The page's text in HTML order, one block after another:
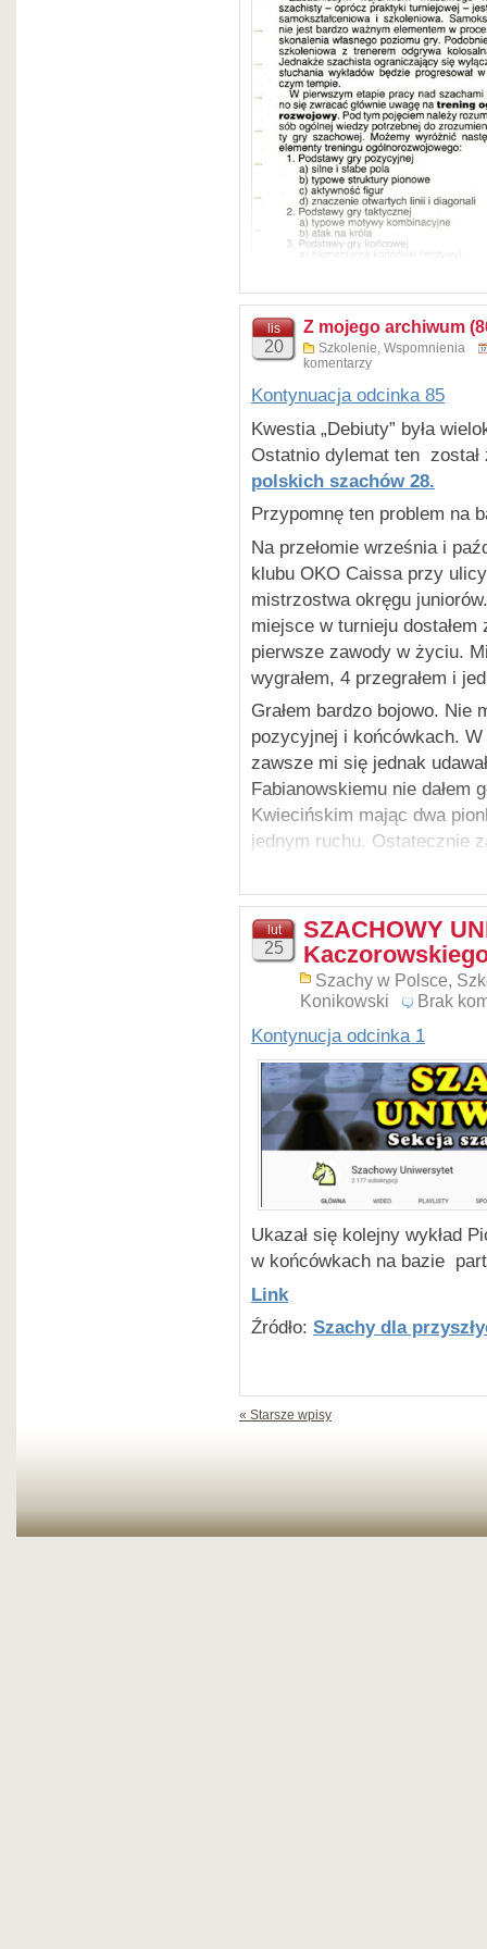
Tytuł książki uzasadnił
najlepszymi w świecie.
Takich „mocno ambitnych”
zawsze starałem się być
swoim podopiecznym
studiów nad szachami.
Każda faza gry i
ważny i istotny
–pisze o tym od wielu lat
naczelny tego bloga:
„To kiedy nasza młodzież
indywidualny repertuar
„Oczywiście polecam
opracowanie repertuaru
z elementarnymi zasadami
lis
20
Z mojego archiwum
Szkolenie, Wspomnienia
komentarzy
Kontynuacja odcinka 85
Kwestia „Debiuty” była
Ostatnio dylemat ten
polskich szachów 28.
Przypomnę ten problem na
Na przełomie września i
klubu OKO Caissa przy
mistrzostwa okręgu
miejsce w turnieju dostałem
pierwsze zawody w życiu.
wygrałem, 4 przegrałem i
Grałem bardzo bojowo. Nie
pozycyjnej i końcówkach.
zawsze mi się jednak
Fabianowskiemu nie dałem
Kwiecińskim mając dwa
jednym ruchu. Ostatecznie
najsilniejszym juniorem
Był to mój duży sukces
poznałem dopiero pod
się do klubu. Pozytywny
samoszkoleniu. Jak już
trenowałem wbrew rad
przez nich „Teorii
Już wtedy – w wieku 14
doszedłem do wniosku,
debiut!
Końcowe wyniki:
lut
25
SZACHOWY
Szachy w Polsce,
Konikowski
Brak
Kontynucja odcinka 1
Ukazał się kolejny wykład
w końcówkach na bazie
Link
Źródło: Szachy dla
« Starsze wpisy